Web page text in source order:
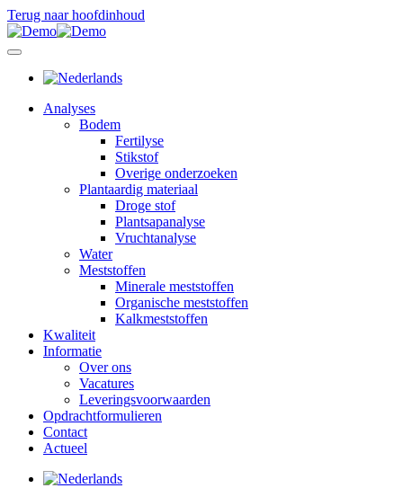
Terug naar hoofdinhoud
Analyses
Bodem
Fertilyse
Stikstof
Overige onderzoeken
Plantaardig materiaal
Droge stof
Plantsapanalyse
Vruchtanalyse
Water
Meststoffen
Minerale meststoffen
Organische meststoffen
Kalkmeststoffen
Kwaliteit
Informatie
Over ons
Vacatures
Leveringsvoorwaarden
Opdrachtformulieren
Contact
Actueel